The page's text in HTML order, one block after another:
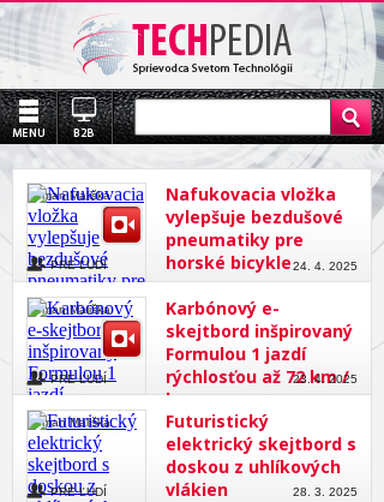
Nafukovacia vložka
vylepšuje bezdušové
pneumatiky pre
horské bicykle
Roman Mališka
24. 4. 2025
PRE ĽUDÍ
Karbónový e-
skejtbord inšpirovaný
Formulou 1 jazdí
rýchlosťou až 72 km /
h
Roman Mališka
23. 4. 2025
PRE ĽUDÍ
Futuristický
elektrický skejtbord s
doskou z uhlíkových
vlákien
Roman Mališka
28. 3. 2025
PRE ĽUDÍ